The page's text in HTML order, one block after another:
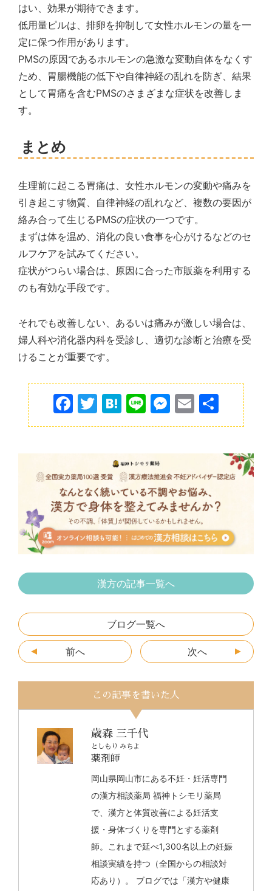
はい、効果が期待できます。
低用量ピルは、排卵を抑制して女性ホルモンの量を一
定に保つ作用があります。
PMSの原因であるホルモンの急激な変動自体をなくす
ため、胃腸機能の低下や自律神経の乱れを防ぎ、結果
として胃痛を含むPMSのさまざまな症状を改善しま
す。
まとめ
生理前に起こる胃痛は、女性ホルモンの変動や痛みを
引き起こす物質、自律神経の乱れなど、複数の要因が
絡み合って生じるPMSの症状の一つです。
まずは体を温め、消化の良い食事を心がけるなどのセ
ルフケアを試みてください。
症状がつらい場合は、原因に合った市販薬を利用する
のも有効な手段です。
それでも改善しない、あるいは痛みが激しい場合は、
婦人科や消化器内科を受診し、適切な診断と治療を受
けることが重要です。
F
a
b
o
o
k
T
w
er
H
at
n
a
Li
n
M
e
e
n
g
er
E
m 有
漢方の記事一覧へ
ブログ一覧へ
前へ 次へ
この記事を書いた人
歳森 三千代
としもり みちよ
薬剤師
岡山県岡山市にある不妊・妊活専門
の漢方相談薬局 福神トシモリ薬局
で、漢方と体質改善による妊活支
援・身体づくりを専門とする薬剤
師。これまで延べ1,300名以上の妊娠
相談実績を持つ（全国からの相談対
応あり）。 ブログでは「漢方や健康